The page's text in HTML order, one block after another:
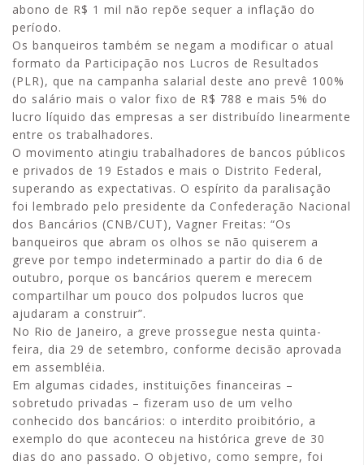
abono de R$ 1 mil não repõe sequer a inflação do
período.
Os banqueiros também se negam a modificar o atual
formato da Participação nos Lucros de Resultados
(PLR), que na campanha salarial deste ano prevê 100%
do salário mais o valor fixo de R$ 788 e mais 5% do
lucro líquido das empresas a ser distribuído linearmente
entre os trabalhadores.
O movimento atingiu trabalhadores de bancos públicos
e privados de 19 Estados e mais o Distrito Federal,
superando as expectativas. O espírito da paralisação
foi lembrado pelo presidente da Confederação Nacional
dos Bancários (CNB/CUT), Vagner Freitas: “Os
banqueiros que abram os olhos se não quiserem a
greve por tempo indeterminado a partir do dia 6 de
outubro, porque os bancários querem e merecem
compartilhar um pouco dos polpudos lucros que
ajudaram a construir”.
No Rio de Janeiro, a greve prossegue nesta quinta-
feira, dia 29 de setembro, conforme decisão aprovada
em assembléia.
Em algumas cidades, instituições financeiras –
sobretudo privadas – fizeram uso de um velho
conhecido dos bancários: o interdito proibitório, a
exemplo do que aconteceu na histórica greve de 30
dias do ano passado. O objetivo, como sempre, foi